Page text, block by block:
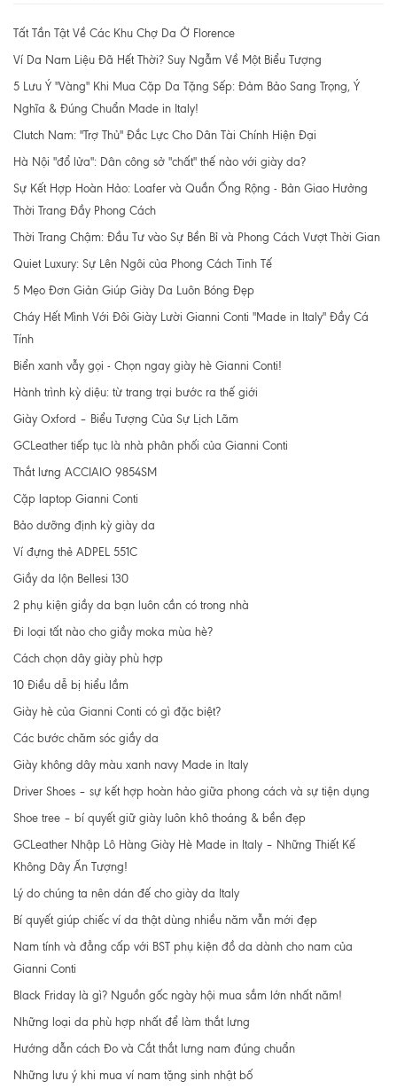
Tất Tần Tật Về Các Khu Chợ Da Ở Florence
Ví Da Nam Liệu Đã Hết Thời? Suy Ngẫm Về Một Biểu Tượng
5 Lưu Ý "Vàng" Khi Mua Cặp Da Tặng Sếp: Đảm Bảo Sang Trọng, Ý
Nghĩa & Đúng Chuẩn Made in Italy!
Clutch Nam: "Trợ Thủ" Đắc Lực Cho Dân Tài Chính Hiện Đại
Hà Nội "đổ lửa": Dân công sở "chất" thế nào với giày da?
Sự Kết Hợp Hoàn Hảo: Loafer và Quần Ống Rộng - Bản Giao Hưởng
Thời Trang Đầy Phong Cách
Thời Trang Chậm: Đầu Tư vào Sự Bền Bỉ và Phong Cách Vượt Thời Gian
Quiet Luxury: Sự Lên Ngôi của Phong Cách Tinh Tế
5 Mẹo Đơn Giản Giúp Giày Da Luôn Bóng Đẹp
Cháy Hết Mình Với Đôi Giày Lười Gianni Conti "Made in Italy" Đầy Cá
Tính
Biển xanh vẫy gọi - Chọn ngay giày hè Gianni Conti!
Hành trình kỳ diệu: từ trang trại bước ra thế giới
Giày Oxford – Biểu Tượng Của Sự Lịch Lãm
GCLeather tiếp tục là nhà phân phối của Gianni Conti
Thắt lưng ACCIAIO 9854SM
Cặp laptop Gianni Conti
Bảo dưỡng định kỳ giày da
Ví đựng thẻ ADPEL 551C
Giầy da lộn Bellesi 130
2 phụ kiện giầy da bạn luôn cần có trong nhà
Đi loại tất nào cho giầy moka mùa hè?
Cách chọn dây giày phù hợp
10 Điều dễ bị hiểu lầm
Giày hè của Gianni Conti có gì đặc biệt?
Các bước chăm sóc giầy da
Giày không dây màu xanh navy Made in Italy
Driver Shoes – sự kết hợp hoàn hảo giữa phong cách và sự tiện dụng
Shoe tree – bí quyết giữ giày luôn khô thoáng & bền đẹp
GCLeather Nhập Lô Hàng Giày Hè Made in Italy – Những Thiết Kế
Không Dây Ấn Tượng!
Lý do chúng ta nên dán đế cho giày da Italy
Bí quyết giúp chiếc ví da thật dùng nhiều năm vẫn mới đẹp
Nam tính và đẳng cấp với BST phụ kiện đồ da dành cho nam của
Gianni Conti
Black Friday là gì? Nguồn gốc ngày hội mua sắm lớn nhất năm!
Những loại da phù hợp nhất để làm thắt lưng
Hướng dẫn cách Đo và Cắt thắt lưng nam đúng chuẩn
Những lưu ý khi mua ví nam tặng sinh nhật bố